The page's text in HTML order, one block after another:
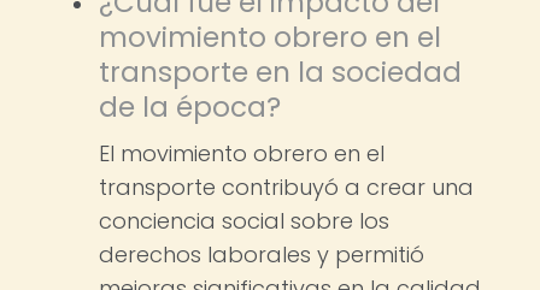
movimiento obrero en el
transporte en la sociedad
de la época?
El movimiento obrero en el
transporte contribuyó a crear una
conciencia social sobre los
derechos laborales y permitió